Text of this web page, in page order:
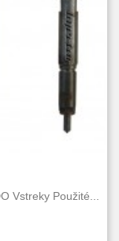
Vstreky Použité...